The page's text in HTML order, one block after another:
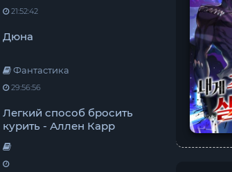
21:52:42
Дюна
Фантастика
29:56:56
Легкий способ бросить
курить - Аллен Карр